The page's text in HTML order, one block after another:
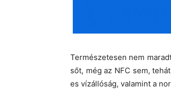
Természetesen nem
sőt, még az NFC sem,
es vízállóság, valamint a